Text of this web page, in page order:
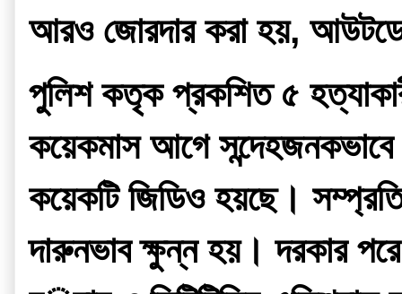
আরও জোরদার করা হয়,
পুলিশ কতৃক প্রকশিত ৫
কয়েকমাস আগে
কয়েকটি জিডিও হয়ছে। সম্প্রতি
দারুনভাব ক্ষুন্ন হয়। দরকার